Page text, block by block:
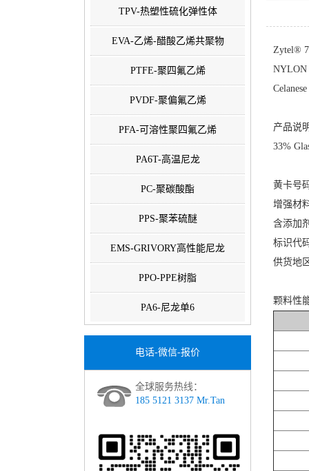
TPV-热塑性硫化弹性体
EVA-乙烯-醋酸乙烯共聚物
PTFE-聚四氟乙烯
PVDF-聚偏氟乙烯
PFA-可溶性聚四氟乙烯
PA6T-高温尼龙
PC-聚碳酸酯
PPS-聚苯硫醚
EMS-GRIVORY高性能尼龙
PPO-PPE树脂
PA6-尼龙单6
电话-微信-报价
全球服务热线：
185 5121 3137 Mr.Tan
Zytel®
NYLON
产品说
33%
黄卡号
增强材
含添加
标识代
供货地
颗料性